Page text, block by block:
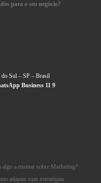
para o seu negócio?
do Sul – SP – Brasil
Business 11 9
algo a ensinar sobre Marketing?
adaptar suas estratégias